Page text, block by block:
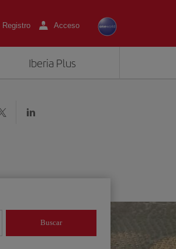
Registro Acceso
Iberia Plus
Buscar